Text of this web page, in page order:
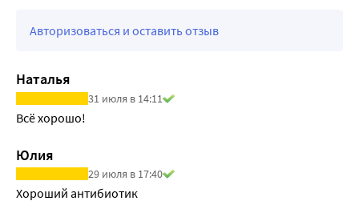
Авторизоваться и оставить отзыв
Наталья
31 июля в 14:11
Всё хорошо!
Юлия
29 июля в 17:40
Хороший антибиотик